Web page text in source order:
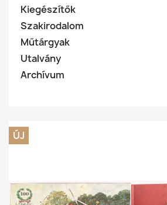
Kiegészítők
Szakirodalom
Műtárgyak
Utalvány
Archívum
ÚJ